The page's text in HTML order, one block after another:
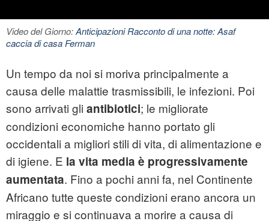
Video del Giorno:Anticipazioni Racconto di una notte: Asaf
caccia di casa Ferman
Un tempo da noi si moriva principalmente a
causa delle malattie trasmissibili, le infezioni. Poi
sono arrivati gli antibiotici; le migliorate
condizioni economiche hanno portato gli
occidentali a migliori stili di vita, di alimentazione e
di igiene. E la vita media è progressivamente
aumentata. Fino a pochi anni fa, nel Continente
Africano tutte queste condizioni erano ancora un
miraggio e si continuava a morire a causa di